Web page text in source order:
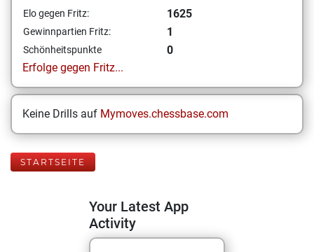
Elo gegen Fritz: 1625
Gewinnpartien Fritz: 1
Schönheitspunkte
0
Erfolge gegen Fritz...
Keine Drills auf Mymoves.chessbase.com
STARTSEITE
Your Latest App
Activity